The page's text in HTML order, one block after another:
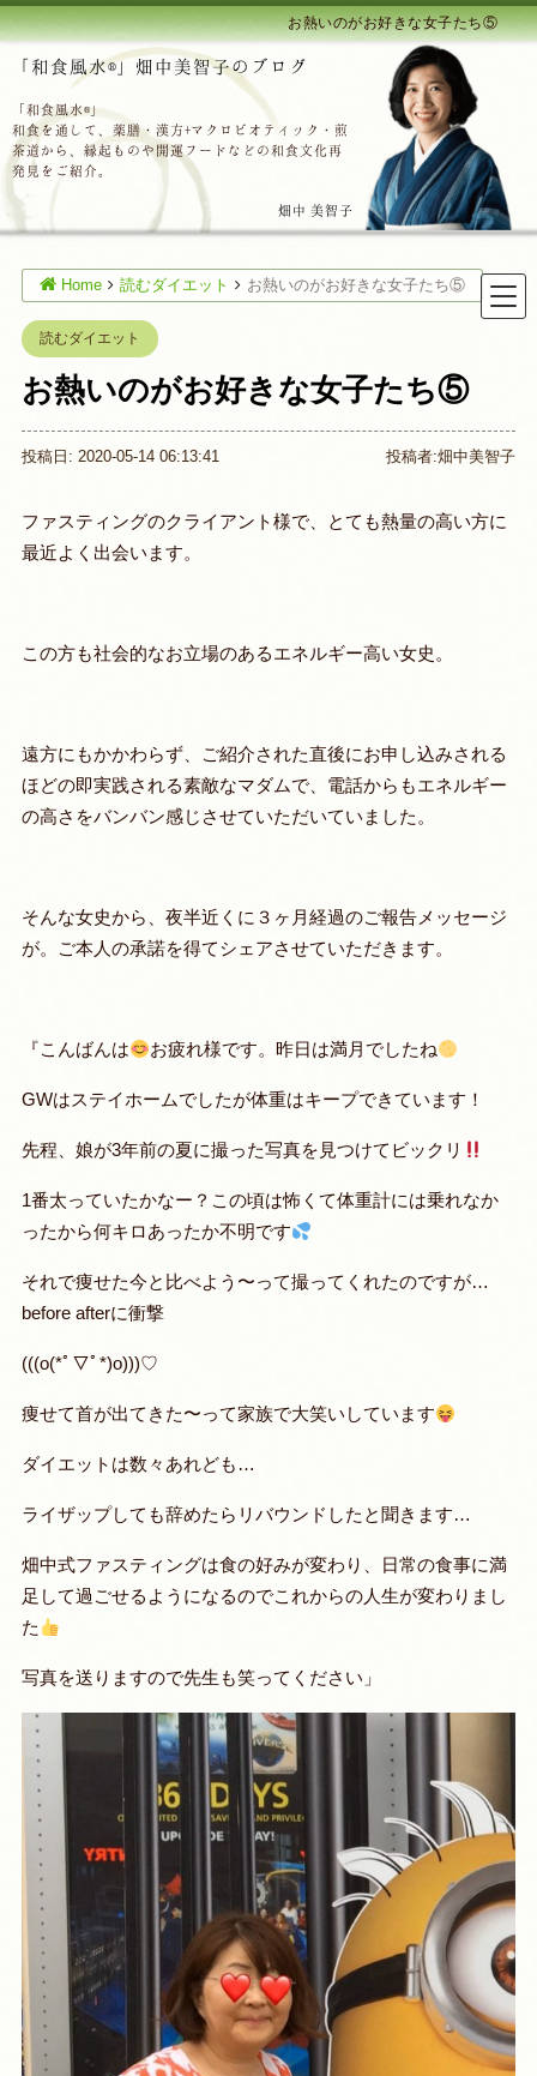
お熱いのがお好きな女子たち⑤
「和食風水®」畑中美智子のブログ
「和食風水®」
和食を通して、薬膳・漢方+マクロビオティック・煎
茶道から、縁起ものや開運フードなどの和食文化再
発見をご紹介。
畑中 美智子
Home 読むダイエット お熱いのがお好きな女子たち⑤
読むダイエット
お熱いのがお好きな女子たち⑤
投稿日: 2020-05-14 06:13:41 投稿者:畑中美智子
ファスティングのクライアント様で、とても熱量の高い方に
最近よく出会います。
この方も社会的なお立場のあるエネルギー高い女史。
遠方にもかかわらず、ご紹介された直後にお申し込みされる
ほどの即実践される素敵なマダムで、電話からもエネルギー
の高さをバンバン感じさせていただいていました。
そんな女史から、夜半近くに３ヶ月経過のご報告メッセージ
が。ご本人の承諾を得てシェアさせていただきます。
『こんばんは お疲れ様です。 昨日は満月でしたね
GWはステイホームでしたが体重はキープできています！
先程、娘が3年前の夏に撮った写真を見つけてビックリ
1番太っていたかなー？この頃は怖くて体重計には乗れなか
ったから何キロあったか不明です
それで痩せた今と比べよう〜って撮ってくれたのですが…
before afterに衝撃
(((o(*ﾟ▽ﾟ*)o)))♡
痩せて首が出てきた〜って家族で大笑いしています
ダイエットは数々あれども…
ライザップしても辞めたらリバウンドしたと聞きます…
畑中式ファスティングは食の好みが変わり、日常の食事に満
足して過ごせるようになるのでこれからの人生が変わりまし
た
写真を送りますので先生も笑ってください」